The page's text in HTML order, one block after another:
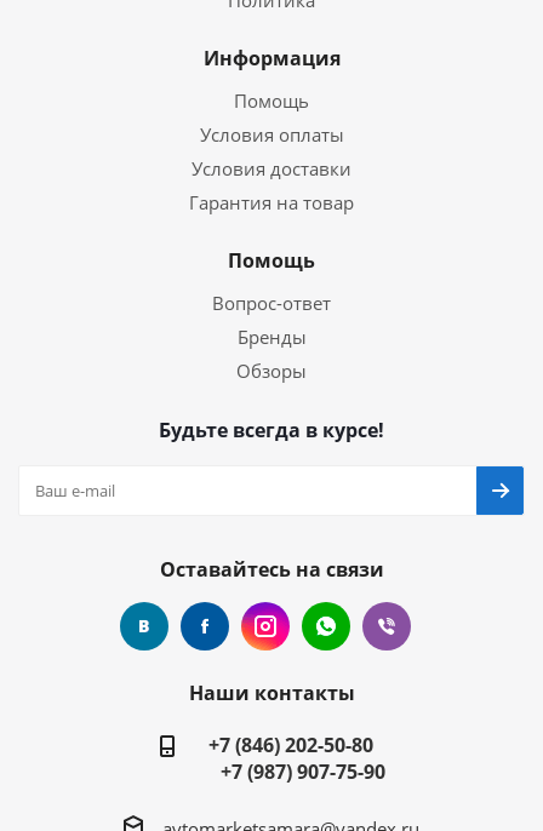
Информация
Помощь
Условия оплаты
Условия доставки
Гарантия на товар
Помощь
Вопрос-ответ
Бренды
Обзоры
Будьте всегда в курсе!
Оставайтесь на связи
Наши контакты
+7 (846) 202-50-80
+7 (987) 907-75-90